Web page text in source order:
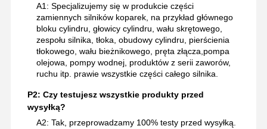
A1: Specjalizujemy się w produkcie części
zamiennych silników koparek, na przykład głównego
bloku cylindru, głowicy cylindru, wału skrętowego,
zespołu silnika, tłoka, obudowy cylindru, pierścienia
tłokowego, wału bieżnikowego, pręta złącza,pompa
olejowa, pompy wodnej, produktów z serii zaworów,
ruchu itp. prawie wszystkie części całego silnika.
P2: Czy testujesz wszystkie produkty przed
wysyłką?
A2: Tak, przeprowadzamy 100% testy przed wysyłką.